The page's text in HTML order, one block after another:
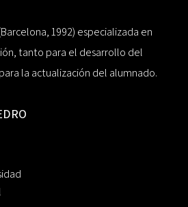
1992) especializada en
tanto para el desarrollo del
la actualización del alumnado.